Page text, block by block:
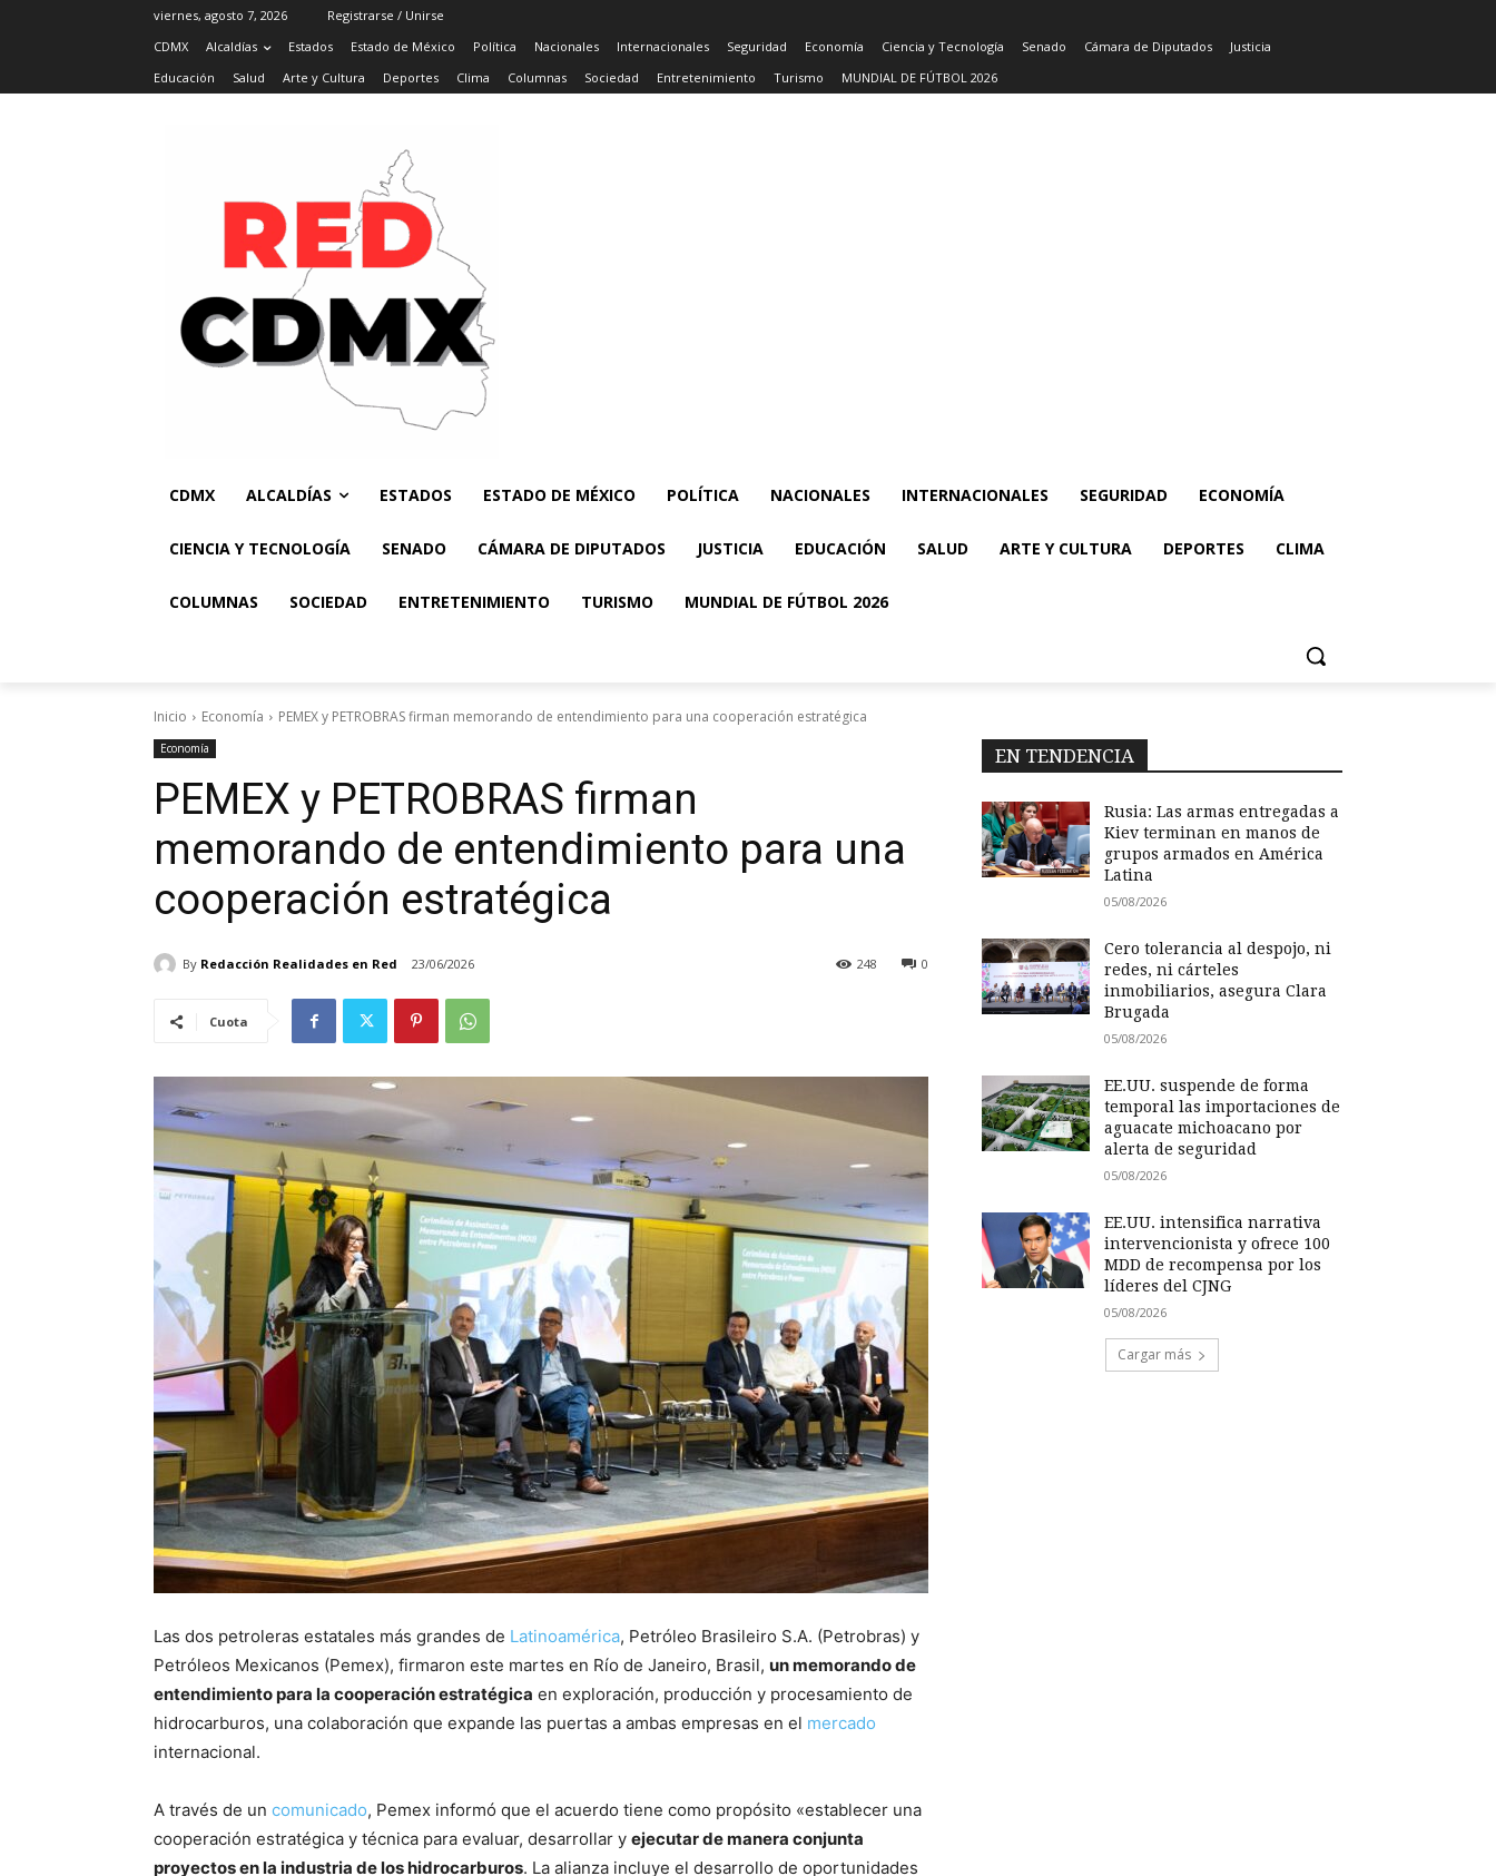
viernes, agosto 7, 2026
Registrarse / Unirse
CDMX
Alcaldías Estados Estado de México Política Nacionales Internacionales Seguridad Economía Ciencia y Tecnología Senado Cámara de Diputados
Justicia
Educación
Salud Arte y Cultura Deportes Clima Columnas Sociedad Entretenimiento Turismo MUNDIAL DE FÚTBOL 2026
CDMX ALCALDÍAS ESTADOS ESTADO DE MÉXICO POLÍTICA NACIONALES INTERNACIONALES SEGURIDAD ECONOMÍA
CIENCIA Y TECNOLOGÍA SENADO CÁMARA DE DIPUTADOS JUSTICIA EDUCACIÓN SALUD ARTE Y CULTURA DEPORTES CLIMA
COLUMNAS SOCIEDAD ENTRETENIMIENTO TURISMO MUNDIAL DE FÚTBOL 2026
Inicio Economía PEMEX y PETROBRAS firman memorando de entendimiento para una cooperación estratégica
Economía
PEMEX y PETROBRAS firman
memorando de entendimiento para una
cooperación estratégica
By Redacción Realidades en Red 23/06/2026 0
248
Cuota
Las dos petroleras estatales más grandes de Latinoamérica, Petróleo Brasileiro S.A. (Petrobras) y
Petróleos Mexicanos (Pemex), firmaron este martes en Río de Janeiro, Brasil, un memorando de
entendimiento para la cooperación estratégica en exploración, producción y procesamiento de
hidrocarburos, una colaboración que expande las puertas a ambas empresas en el mercado
internacional.
A través de un comunicado, Pemex informó que el acuerdo tiene como propósito «establecer una
cooperación estratégica y técnica para evaluar, desarrollar y ejecutar de manera conjunta
proyectos en la industria de los hidrocarburos. La alianza incluye el desarrollo de oportunidades
EN TENDENCIA
Rusia: Las armas entregadas a
Kiev terminan en manos de
grupos armados en América
Latina
05/08/2026
Cero tolerancia al despojo, ni
redes, ni cárteles
inmobiliarios, asegura Clara
Brugada
05/08/2026
EE.UU. suspende de forma
temporal las importaciones de
aguacate michoacano por
alerta de seguridad
05/08/2026
EE.UU. intensifica narrativa
intervencionista y ofrece 100
MDD de recompensa por los
líderes del CJNG
05/08/2026
Cargar más